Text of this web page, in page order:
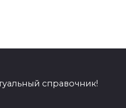
справочник!